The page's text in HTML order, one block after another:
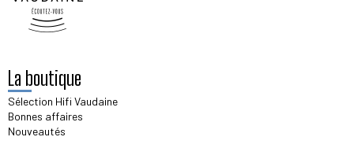
La boutique
Sélection Hifi Vaudaine
Bonnes affaires
Nouveautés